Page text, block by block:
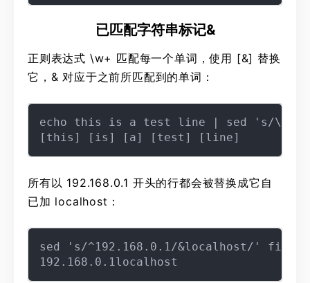
已匹配字符串标记&
正则表达式 \w+ 匹配每一个单词，使用 [&] 替换
它，& 对应于之前所匹配到的单词：
echo this is a test line | sed 's/
所有以 192.168.0.1 开头的行都会被替换成它自
已加 localhost：
sed 's/^192.168.0.1/&localhost/' file